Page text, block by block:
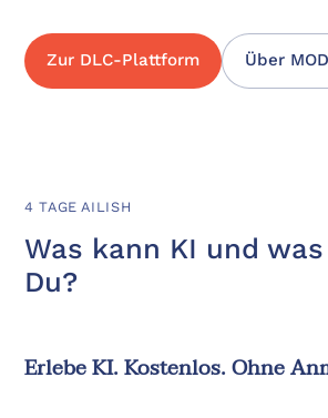
Zur DLC-Plattform Über
4 TAGE AILISH
Was kann KI und
Du?
Erlebe KI. Kostenlos. Ohne